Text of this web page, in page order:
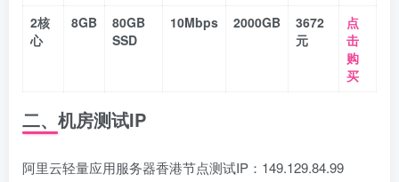
2核
心
8GB
80GB
SSD
10Mbps 2000GB
3672
元
点
击
购
买
二、机房测试IP
阿里云轻量应用服务器香港节点测试IP：149.129.84.99